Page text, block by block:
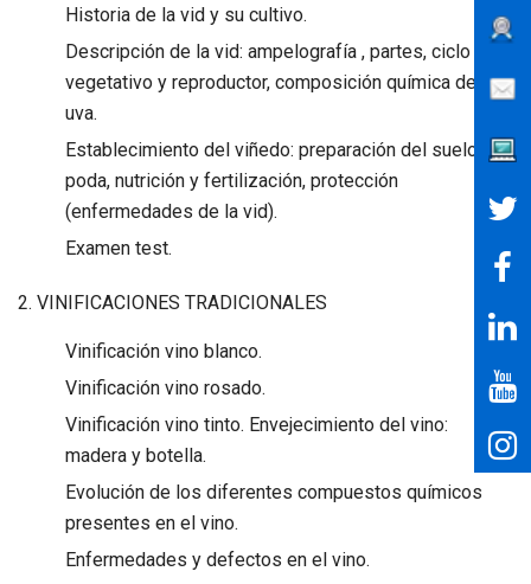
Historia de la vid y su cultivo.
Descripción de la vid: ampelografía , partes, ciclo
vegetativo y reproductor, composición química de la
uva.
Establecimiento del viñedo: preparación del suelo,
poda, nutrición y fertilización, protección
(enfermedades de la vid).
Examen test.
2. VINIFICACIONES TRADICIONALES
Vinificación vino blanco.
Vinificación vino rosado.
Vinificación vino tinto. Envejecimiento del vino:
madera y botella.
Evolución de los diferentes compuestos químicos
presentes en el vino.
Enfermedades y defectos en el vino.